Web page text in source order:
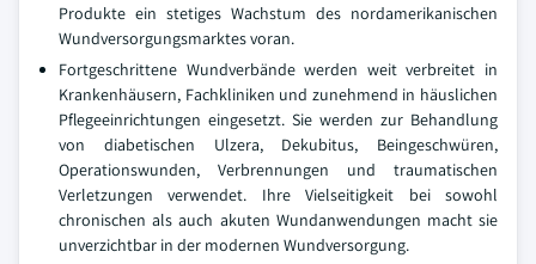
Produkte ein stetiges Wachstum des nordamerikanischen
Wundversorgungsmarktes voran.
Fortgeschrittene Wundverbände werden weit verbreitet in
Krankenhäusern, Fachkliniken und zunehmend in häuslichen
Pflegeeinrichtungen eingesetzt. Sie werden zur Behandlung
von diabetischen Ulzera, Dekubitus, Beingeschwüren,
Operationswunden, Verbrennungen und traumatischen
Verletzungen verwendet. Ihre Vielseitigkeit bei sowohl
chronischen als auch akuten Wundanwendungen macht sie
unverzichtbar in der modernen Wundversorgung.